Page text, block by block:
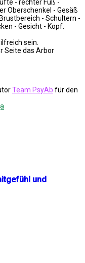
- rechter Fuß -
Oberschenkel - Gesäß
- Schultern -
- Gesicht - Kopf.
sein.
Seite das Arbor
Team PsyAb für den
und